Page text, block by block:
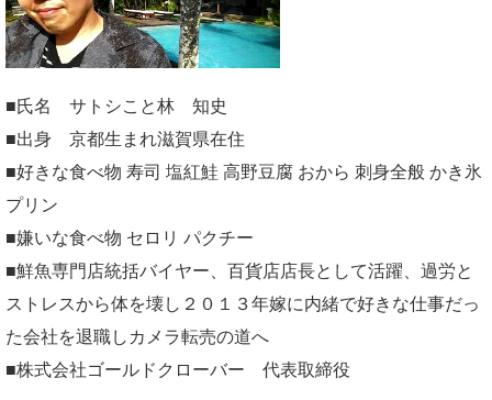
■氏名 サトシこと林 知史
■出身 京都生まれ滋賀県在住
■好きな食べ物 寿司 塩紅鮭 高野豆腐 おから 刺身全般 かき氷
プリン
■嫌いな食べ物 セロリ パクチー
■鮮魚専門店統括バイヤー、百貨店店長として活躍、過労と
ストレスから体を壊し２０１３年嫁に内緒で好きな仕事だっ
た会社を退職しカメラ転売の道へ
■株式会社ゴールドクローバー 代表取締役